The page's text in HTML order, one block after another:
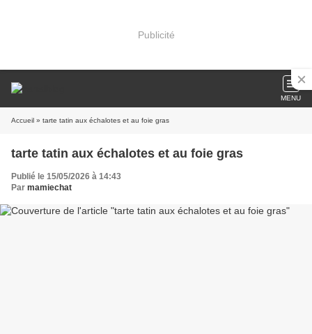
Publicité
MENU
Accueil » tarte tatin aux échalotes et au foie gras
tarte tatin aux échalotes et au foie gras
Publié le 15/05/2026 à 14:43
Par mamiechat